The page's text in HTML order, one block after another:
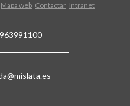
Mapa web Contactar Intranet